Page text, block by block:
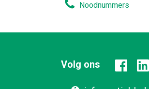
Noodnummers
Volg ons Facebook